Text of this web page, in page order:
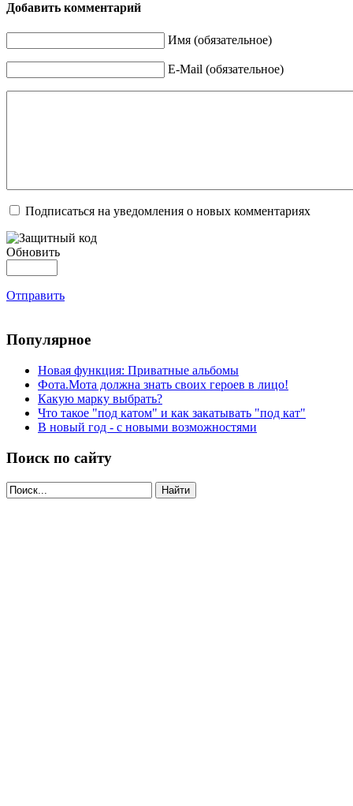
Добавить комментарий
Имя (обязательное)
E-Mail (обязательное)
Подписаться на уведомления о новых комментариях
Обновить
Отправить
Популярное
Новая функция: Приватные альбомы
Фота.Мота должна знать своих героев в лицо!
Какую марку выбрать?
Что такое "под катом" и как закатывать "под кат"
В новый год - с новыми возможностями
Поиск по сайту
Найти